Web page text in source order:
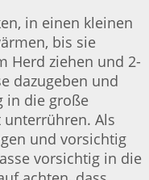
in einen kleinen
bis sie
Herd ziehen und 2-
dazugeben und
in die große
unterrühren. Als
und vorsichtig
vorsichtig in die